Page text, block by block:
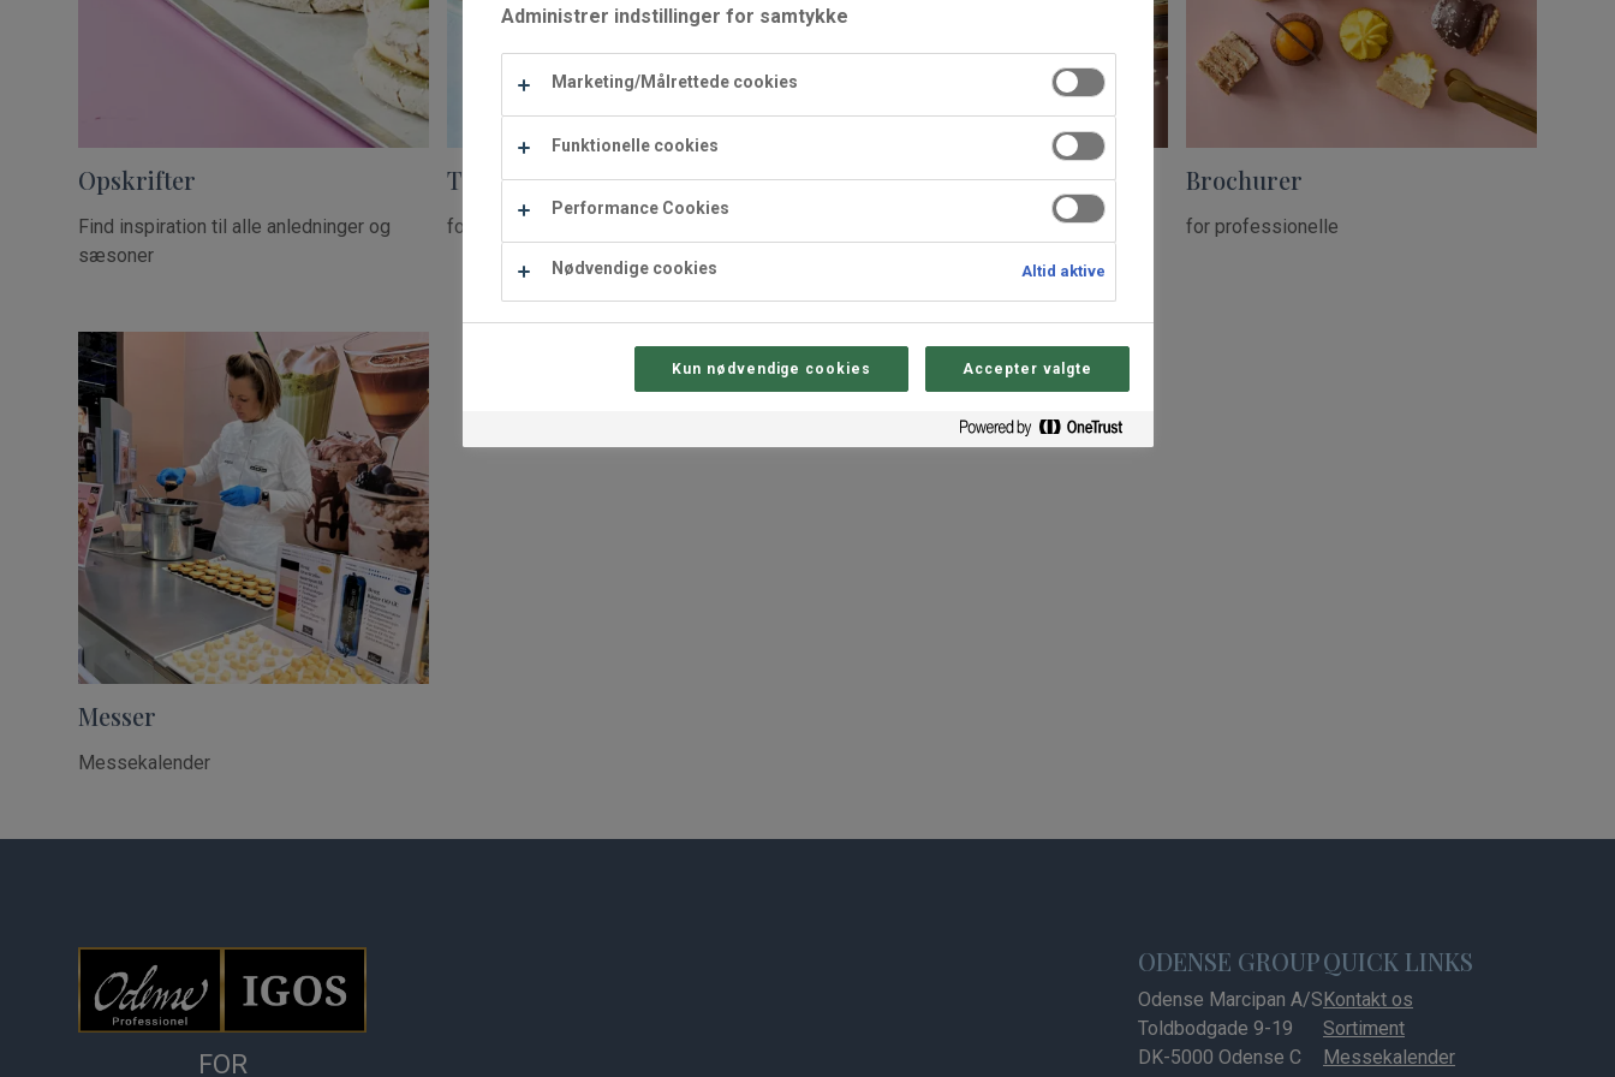
Opskrifter
Find inspiration til alle anledninger og
sæsoner
Tip & Tricks
for professionelle
Sortiment Brochurer
for professionelle
Messer
Messekalender
FOR
ODENSE GROUP
Odense Marcipan A/S
Toldbodgade 9-19
DK-5000 Odense C
QUICK LINKS
Kontakt os
Sortiment
Messekalender
Waffle Supply
Administrer indstillinger for samtykke
Marketing/Målrettede cookies
Funktionelle cookies
Performance Cookies
Nødvendige cookies Altid aktive
Kun nødvendige cookies Accepter valgte